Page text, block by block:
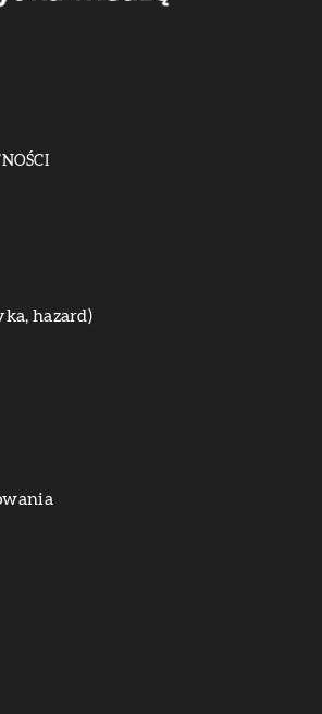
hazard)